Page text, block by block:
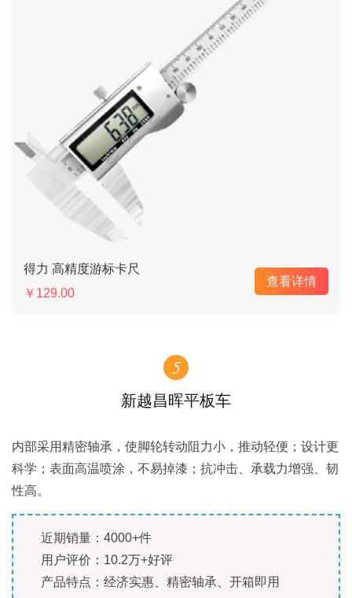
得力 高精度游标卡尺
￥129.00
查看详情
5
新越昌晖平板车
内部采用精密轴承，使脚轮转动阻力小，推动轻便；设计更
科学；表面高温喷涂，不易掉漆；抗冲击、承载力增强、韧
性高。
近期销量：4000+件
用户评价：10.2万+好评
产品特点：经济实惠、精密轴承、开箱即用